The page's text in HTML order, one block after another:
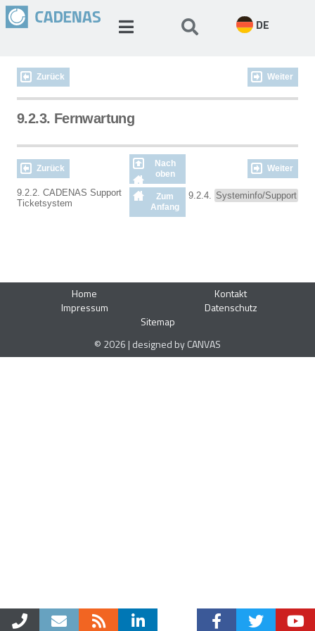
DE
Zurück Weiter
9.2.3. Fernwartung
Zurück
Nach
oben
Weiter
9.2.2. CADENAS Support
Ticketsystem
Zum
Anfang
9.2.4. Systeminfo/Support
Home
Kontakt
Impressum
Datenschutz
Sitemap
© 2026 | designed by CANVAS